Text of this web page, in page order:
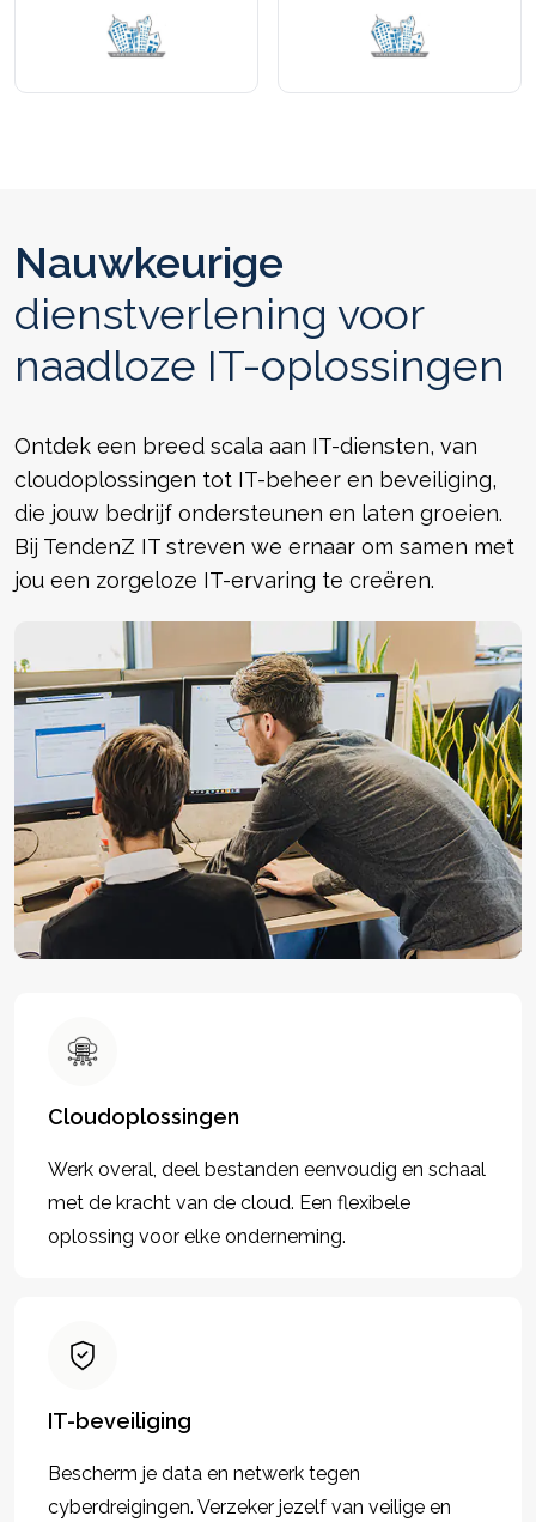
Nauwkeurige
dienstverlening voor
naadloze IT-oplossingen
Ontdek een breed scala aan IT-diensten, van
cloudoplossingen tot IT-beheer en beveiliging,
die jouw bedrijf ondersteunen en laten groeien.
Bij TendenZ IT streven we ernaar om samen met
jou een zorgeloze IT-ervaring te creëren.
Cloudoplossingen
Werk overal, deel bestanden eenvoudig en schaal
met de kracht van de cloud. Een flexibele
oplossing voor elke onderneming.
IT-beveiliging
Bescherm je data en netwerk tegen
cyberdreigingen. Verzeker jezelf van veilige en